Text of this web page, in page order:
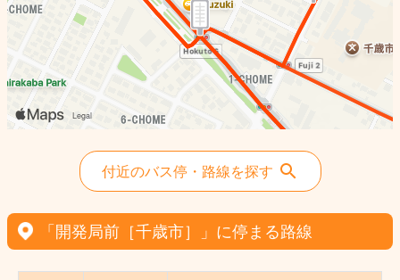
付近のバス停・路線を探す
「開発局前［千歳市］」に停まる路線